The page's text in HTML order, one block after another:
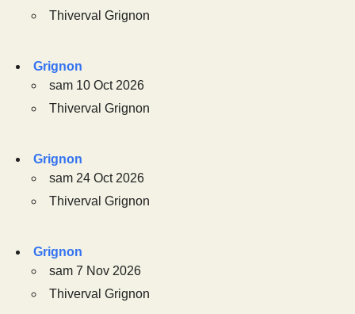
Thiverval Grignon
Grignon
sam 10 Oct 2026
Thiverval Grignon
Grignon
sam 24 Oct 2026
Thiverval Grignon
Grignon
sam 7 Nov 2026
Thiverval Grignon